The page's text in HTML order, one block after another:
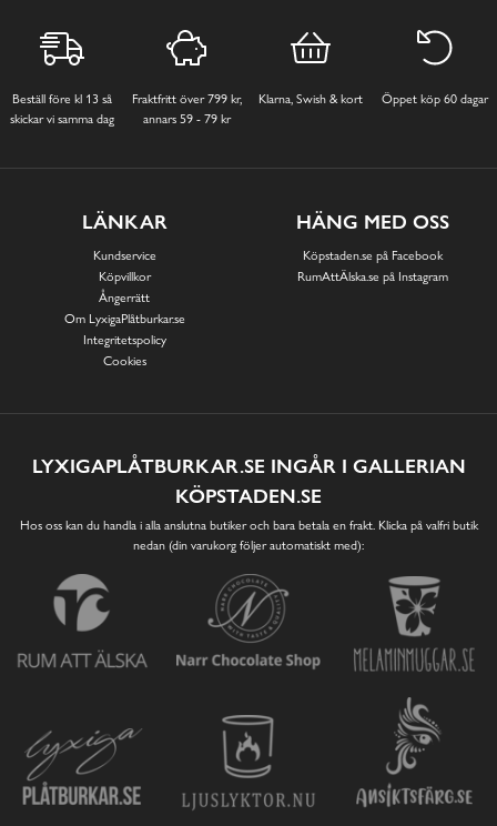
Beställ före kl 13 så
skickar vi samma dag
Fraktfritt över 799 kr,
annars 59 - 79 kr
Klarna, Swish & kort Öppet köp 60 dagar
LÄNKAR
Kundservice
Köpvillkor
Ångerrätt
Om LyxigaPlåtburkar.se
Integritetspolicy
Cookies
HÄNG MED OSS
Köpstaden.se på Facebook
RumAttÄlska.se på Instagram
LYXIGAPLÅTBURKAR.SE INGÅR I GALLERIAN
KÖPSTADEN.SE
Hos oss kan du handla i alla anslutna butiker och bara betala en frakt. Klicka på valfri butik
nedan (din varukorg följer automatiskt med):